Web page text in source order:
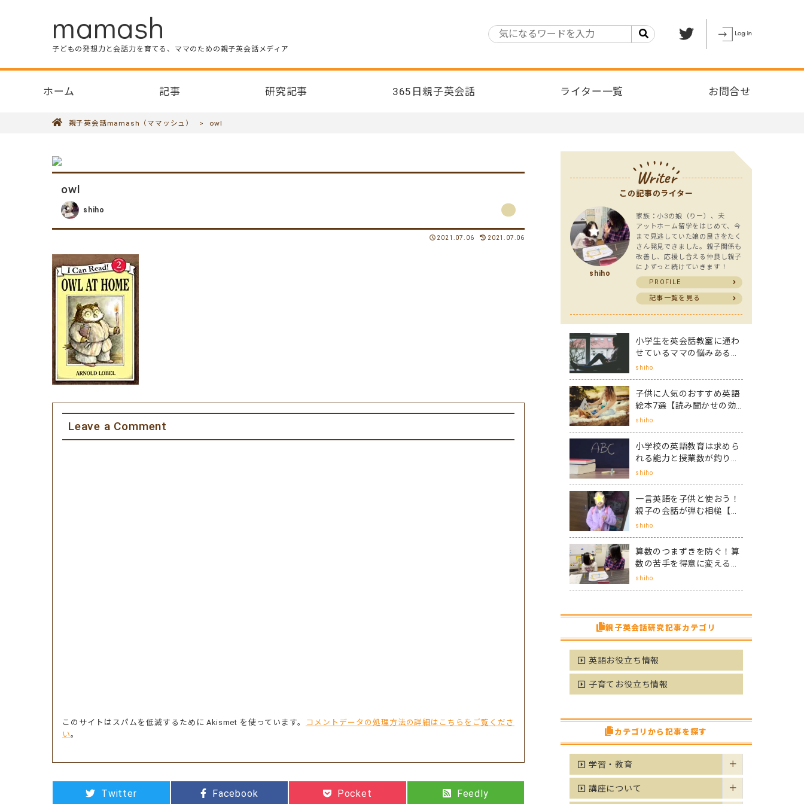
mamash
子どもの発想力と会話力を育てる、ママのための親子英会話メディア
ホーム 記事 研究記事 365日親子英会話 ライター一覧 お問合せ
親子英会話mamash（ママッシュ） > owl
owl
shiho
2021.07.06 2021.07.06
Leave a Comment
このサイトはスパムを低減するために Akismet を使っています。
コメントデータの処理方法の詳細はこちらをご覧くださ
い。
Twitter Facebook Pocket Feedly
Writer
この記事のライター
shiho
家族：小3の娘（りー）、夫
アットホーム留学をはじめて、今
まで見逃していた娘の良さをたく
さん発見できました。親子関係も
改善し、応援し合える仲良し親子
に♪ずっと続けていきます！
PROFILE
記事一覧を見る
小学生を英会話教室に通わ
せているママの悩みあるあ
る5選【解決策も！】
shiho
子供に人気のおすすめ英語
絵本7選【読み聞かせの効
果やコツも！】
shiho
小学校の英語教育は求めら
れる能力と授業数が釣り合
っていない実情
shiho
一言英語を子供と使おう！
親子の会話が弾む相槌【一
言英語フレーズ7選】
shiho
算数のつまずきを防ぐ！算
数の苦手を得意に変えるた
めに親がサポートする3つ
shiho
親子英会話研究記事カテゴリ
英語お役立ち情報
子育てお役立ち情報
カテゴリから記事を探す
学習・教育
講座について